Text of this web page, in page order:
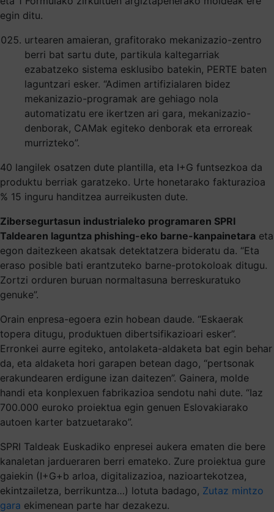
egin ditu.
urtearen amaieran, grafitorako mekanizazio-zentro
berri bat sartu dute, partikula kaltegarriak
ezabatzeko sistema esklusibo batekin, PERTE baten
laguntzari esker. “Adimen artifizialaren bidez
mekanizazio-programak are gehiago nola
automatizatu ere ikertzen ari gara, mekanizazio-
denborak, CAMak egiteko denborak eta erroreak
murrizteko”.
40 langilek osatzen dute plantilla, eta I+G funtsezkoa da
produktu berriak garatzeko. Urte honetarako fakturazioa
% 15 inguru handitzea aurreikusten dute.
Zibersegurtasun industrialeko programaren SPRI
Taldearen laguntza phishing-eko barne-kanpainetara eta
egon daitezkeen akatsak detektatzera bideratu da. “Eta
eraso posible bati erantzuteko barne-protokoloak ditugu.
Zortzi orduren buruan normaltasuna berreskuratuko
genuke”.
Orain enpresa-egoera ezin hobean daude. “Eskaerak
topera ditugu, produktuen dibertsifikazioari esker”.
Erronkei aurre egiteko, antolaketa-aldaketa bat egin behar
da, eta aldaketa hori garapen betean dago, “pertsonak
erakundearen erdigune izan daitezen”. Gainera, molde
handi eta konplexuen fabrikazioa sendotu nahi dute. “Iaz
700.000 euroko proiektua egin genuen Eslovakiarako
autoen karter batzuetarako”.
SPRI Taldeak Euskadiko enpresei aukera ematen die bere
kanaletan jardueraren berri emateko. Zure proiektua gure
gaiekin (I+G+b arloa, digitalizazioa, nazioartekotzea,
ekintzailetza, berrikuntza…) lotuta badago, Zutaz mintzo
gara ekimenean parte har dezakezu.